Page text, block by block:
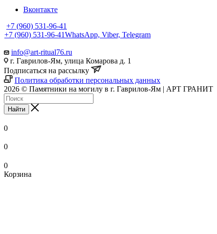
Вконтакте
+7 (960) 531-96-41
+7 (960) 531-96-41WhatsApp, Viber, Telegram
info@art-ritual76.ru
г. Гаврилов-Ям, улица Комарова д. 1
Подписаться на рассылку
Политика обработки персональных данных
2026 © Памятники на могилу в г. Гаврилов-Ям | АРТ ГРАНИТ
Найти
0
0
0
Корзина